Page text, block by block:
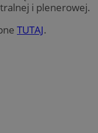
i plenerowej.
TUTAJ.